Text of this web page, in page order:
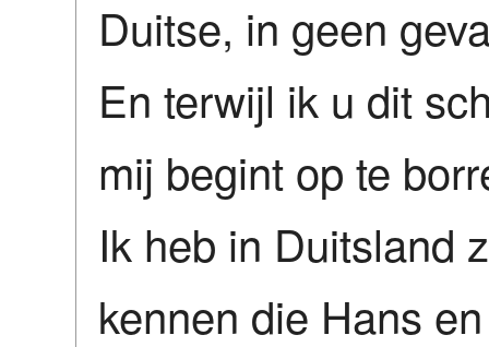
Duitse, in geen
En terwijl ik u dit
mij begint op te
Ik heb in Duitsland
kennen die Hans